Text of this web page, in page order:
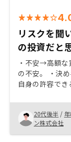
リスクを聞
の投資だと
・不安→高額な
の不安。 ・決
自身の許容で
きた。物件が
との差→他人の
・手続きにつ
らえるので安
でも気軽に質
20代後半 /
ン株式会社